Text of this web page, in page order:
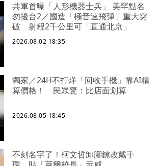
共軍首曝「人形機器士兵」 美罕點名
勿擾台2／國造「極音速飛彈」重大突
破 射程2千公里可「直通北京」
2026.08.02 18:35
獨家／24H不打烊「回收手機」靠AI精
算價格！ 民眾驚：比店面划算
2026.08.05 18:45
不刻名字了！柯文哲卸腳鐐改戴手